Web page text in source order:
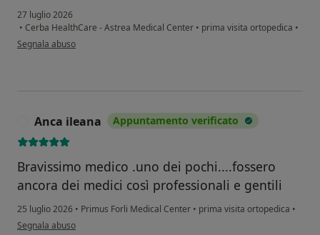
27 luglio 2026
• Cerba HealthCare - Astrea Medical Center • prima visita ortopedica •
secondo l'opinione dell'utente Massimiliano Farneti
Segnala abuso
Anca ileana Appuntamento verificato
Bravissimo medico .uno dei pochi....fossero
ancora dei medici così professionali e gentili
25 luglio 2026 • Primus Forli Medical Center • prima visita ortopedica •
secondo l'opinione dell'utente Anca ileana
Segnala abuso